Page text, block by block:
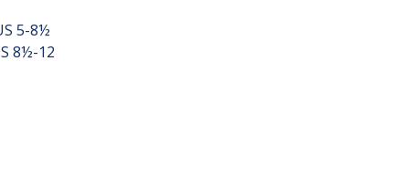
5-8½
8½-12